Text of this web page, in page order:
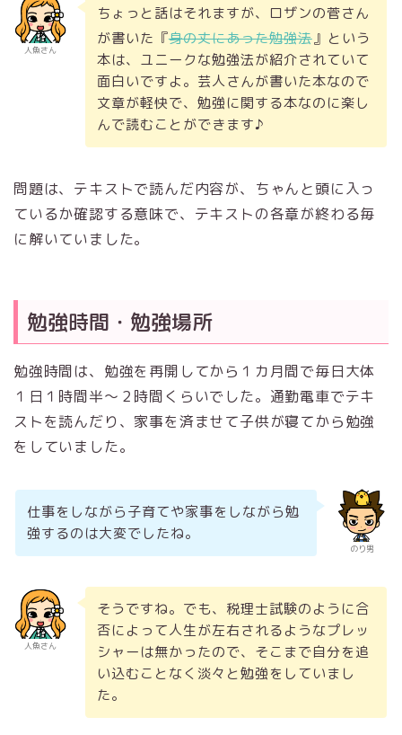
人魚さん
ちょっと話はそれますが、ロザンの菅さん
が書いた『身の丈にあった勉強法』という
本は、ユニークな勉強法が紹介されていて
面白いですよ。芸人さんが書いた本なので
文章が軽快で、勉強に関する本なのに楽し
んで読むことができます♪
問題は、テキストで読んだ内容が、ちゃんと頭に入っ
ているか確認する意味で、テキストの各章が終わる毎
に解いていました。
勉強時間・勉強場所
勉強時間は、勉強を再開してから１カ月間で毎日大体
１日１時間半～２時間くらいでした。通勤電車でテキ
ストを読んだり、家事を済ませて子供が寝てから勉強
をしていました。
のり男
仕事をしながら子育てや家事をしながら勉
強するのは大変でしたね。
人魚さん
そうですね。でも、税理士試験のように合
否によって人生が左右されるようなプレッ
シャーは無かったので、そこまで自分を追
い込むことなく淡々と勉強をしていまし
た。